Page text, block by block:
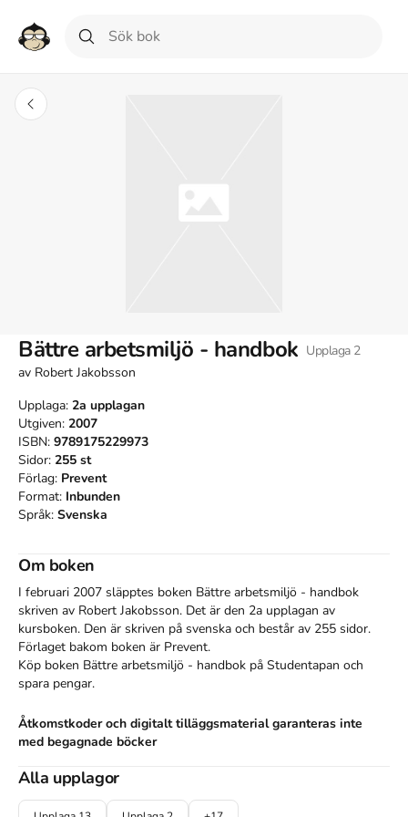
Bättre arbetsmiljö - handbok Upplaga 2
av Robert Jakobsson
Upplaga: 2a upplagan
Utgiven: 2007
ISBN: 9789175229973
Sidor: 255 st
Förlag: Prevent
Format: Inbunden
Språk: Svenska
Om boken
I februari 2007 släpptes boken Bättre arbetsmiljö - handbok
skriven av Robert Jakobsson. Det är den 2a upplagan av
kursboken. Den är skriven på svenska och består av 255 sidor.
Förlaget bakom boken är Prevent.
Köp boken Bättre arbetsmiljö - handbok på Studentapan och
spara pengar.
Åtkomstkoder och digitalt tilläggsmaterial garanteras inte
med begagnade böcker
Finns i19upplagor
Upplaga13,Upplaga12,Upplaga11
Alla upplagor